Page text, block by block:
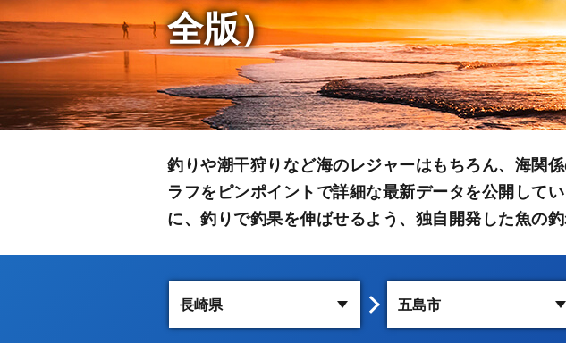
全版）
釣りや潮干狩りなど海のレジャーはもちろん、海関
ラフをピンポイントで詳細な最新データを公開して
に、釣りで釣果を伸ばせるよう、独自開発した魚の